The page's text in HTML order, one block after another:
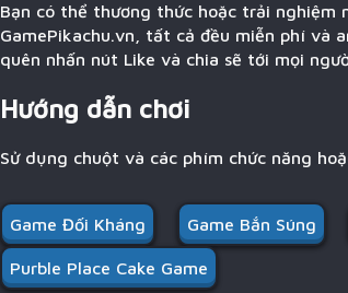
Bạn có thể thương thức hoặc trải
GamePikachu.vn, tất cả đều miễn phí và
quên nhấn nút Like và chia sẽ tới mọi
Hướng dẫn chơi
Sử dụng chuột và các phím chức năng
Game Đối Kháng Game Bắn Súng
Purble Place Cake Game